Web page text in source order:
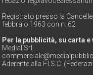
Registrato presso la
febbraio 1963 con n. 62
Per la pubblicità, su carta e
Medial Srl
Aderente alla F.I.S.C.